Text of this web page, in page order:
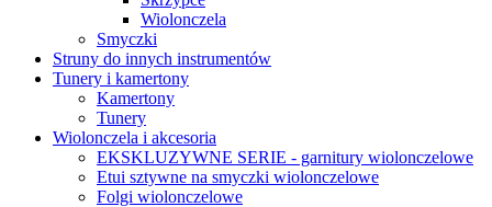
Wiolonczela
Smyczki
Struny do innych instrumentów
Tunery i kamertony
Kamertony
Tunery
Wiolonczela i akcesoria
EKSKLUZYWNE SERIE - garnitury wiolonczelowe
Etui sztywne na smyczki wiolonczelowe
Folgi wiolonczelowe